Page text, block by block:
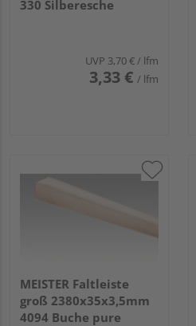
330 Silberesche
UVP 3,70 €/ lfm
3,33 € / lfm
MEISTER Faltleiste
groß 2380x35x3,5mm
4094 Buche pure